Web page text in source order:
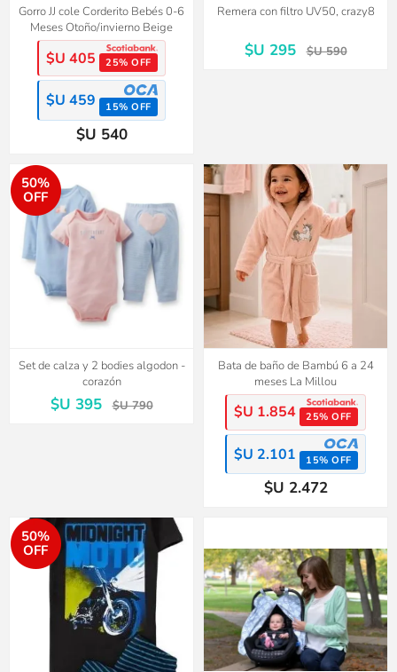
Gorro JJ cole Corderito Bebés 0-6
Meses Otoño/invierno Beige
$U 405 25% OFF
$U 459 15% OFF
$U 540
Remera con filtro UV50, crazy8
$U 295 $U 590
50%
OFF
Set de calza y 2 bodies algodon -
corazón
$U 395 $U 790
Bata de baño de Bambú 6 a 24
meses La Millou
$U 1.854 25% OFF
$U 2.101 15% OFF
$U 2.472
50%
OFF